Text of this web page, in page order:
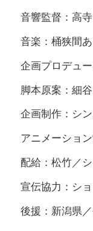
音響監督：高
音楽：桶狭間
企画プロデュ
脚本原案：細
企画制作：シ
アニメーショ
配給：松竹／
宣伝協力：シ
後援：新潟県